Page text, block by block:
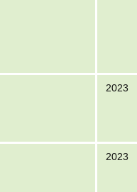
2023
2023